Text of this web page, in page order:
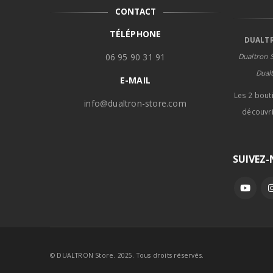
CONTACT
TÉLÉPHONE
06 95 90 31 91
E-MAIL
info@dualtron-store.com
Dualtron
Les 2
© DUALTRON Store. 2025. Tous droits réservés.